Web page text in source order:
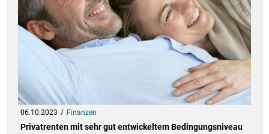
06.10.2023 Finanzen
Privatrenten mit sehr gut entwickeltem Bedingungsniveau